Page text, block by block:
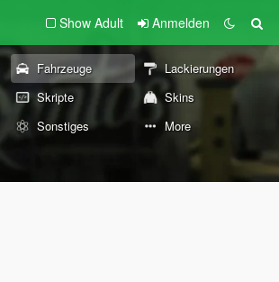
Show Adult Anmelden
Fahrzeuge
Lackierungen
Skripte
Skins
Sonstiges More